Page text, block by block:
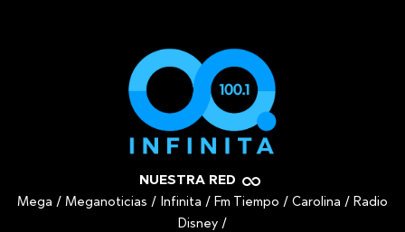
NUESTRA RED
Mega / Meganoticias / Infinita / Fm Tiempo / Carolina / Radio
Disney /